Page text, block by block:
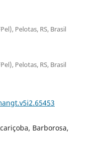
Pelotas, RS, Brasil
Pelotas, RS, Brasil
Barborosa,